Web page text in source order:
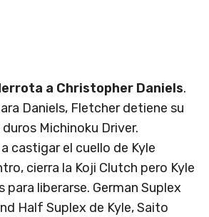
a Christopher Daniels.
Daniels, Fletcher detiene su
Michinoku Driver.
castigar el cuello de Kyle
cierra la Koji Clutch pero Kyle
para liberarse. German Suplex
Half Suplex de Kyle, Saito